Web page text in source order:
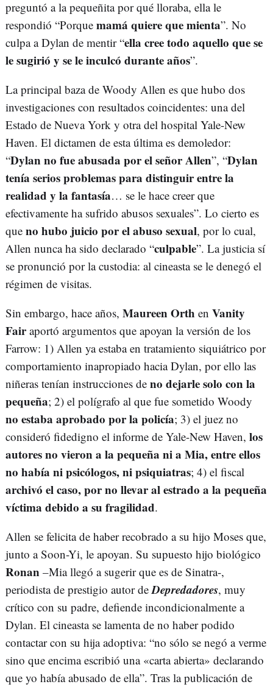
preguntó a la pequeñita por qué lloraba, ella le
respondió “Porque mamá quiere que mienta”. No
culpa a Dylan de mentir “ella cree todo aquello que se
le sugirió y se le inculcó durante años”.
La principal baza de Woody Allen es que hubo dos
investigaciones con resultados coincidentes: una del
Estado de Nueva York y otra del hospital Yale-New
Haven. El dictamen de esta última es demoledor:
“Dylan no fue abusada por el señor Allen”, “Dylan
tenía serios problemas para distinguir entre la
realidad y la fantasía… se le hace creer que
efectivamente ha sufrido abusos sexuales”. Lo cierto es
que no hubo juicio por el abuso sexual, por lo cual,
Allen nunca ha sido declarado “culpable”. La justicia sí
se pronunció por la custodia: al cineasta se le denegó el
régimen de visitas.
Sin embargo, hace años, Maureen Orth en Vanity
Fairaportó argumentos que apoyan la versión de los
Farrow: 1) Allen ya estaba en tratamiento siquiátrico por
comportamiento inapropiado hacia Dylan, por ello las
niñeras tenían instrucciones de no dejarle solo con la
pequeña; 2) el polígrafo al que fue sometido Woody
no estaba aprobado por la policía; 3) el juez no
consideró fidedigno el informe de Yale-New Haven, los
autores no vieron a la pequeña ni a Mia, entre ellos
no había ni psicólogos, ni psiquiatras; 4) el fiscal
archivó el caso, por no llevar al estrado a la pequeña
víctima debido a su fragilidad.
Allen se felicita de haber recobrado a su hijo Moses que,
junto a Soon-Yi, le apoyan. Su supuesto hijo biológico
Ronan –Mia llegó a sugerir que es de Sinatra-,
periodista de prestigio autor deDepredadores, muy
crítico con su padre, defiende incondicionalmente a
Dylan. El cineasta se lamenta de no haber podido
contactar con su hija adoptiva: “no sólo se negó a verme
sino que encima escribió una «carta abierta» declarando
que yo había abusado de ella”. Tras la publicación de